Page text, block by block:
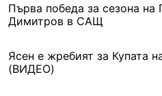
Първа победа за сезона на
Димитров в САЩ
Ясен е жребият за Купата
(ВИДЕО)